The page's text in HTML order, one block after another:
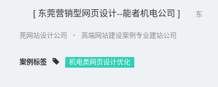
[ 东莞营销型网页设计--能者机电公司 ] 东
莞网站设计公司 • 高端网站建设案例专业建站公司
案例标签 机电类网页设计优化